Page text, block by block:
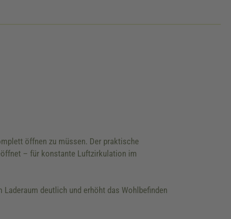
öffnen zu müssen. Der praktische
– für konstante Luftzirkulation im
deutlich und erhöht das Wohlbefinden